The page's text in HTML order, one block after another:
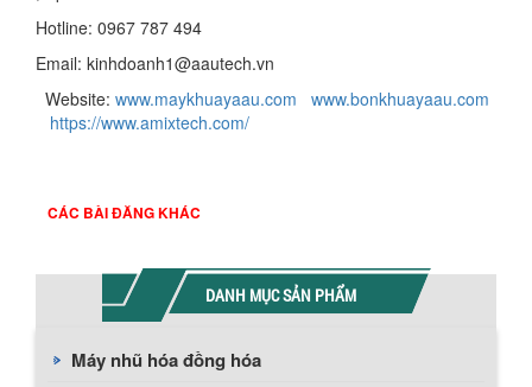
Hotline: 0967 787 494
Email: kinhdoanh1@aautech.vn
Website: www.maykhuayaau.com
www.bonkhuayaau.com
https://www.amixtech.com/
CÁC BÀI ĐĂNG KHÁC
DANH MỤC SẢN PHẨM
Máy nhũ hóa đồng hóa